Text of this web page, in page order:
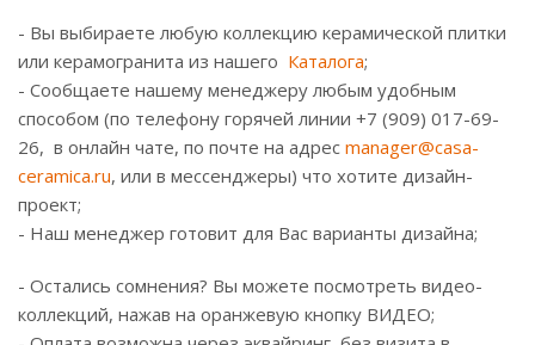
- Вы выбираете любую коллекцию керамической плитки
или керамогранита из нашего Каталога;
- Сообщаете нашему менеджеру любым удобным
способом (по телефону горячей линии +7 (909) 017-69-
26, в онлайн чате, по почте на адрес manager@casa-
ceramica.ru, или в мессенджеры) что хотите дизайн-
проект;
- Наш менеджер готовит для Вас варианты дизайна;
- Остались сомнения? Вы можете посмотреть видео-
коллекций, нажав на оранжевую кнопку ВИДЕО;